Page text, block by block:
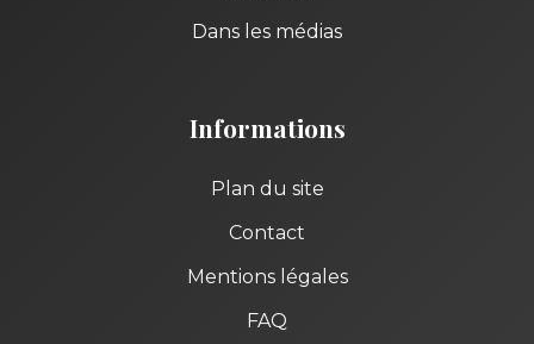
Dans les médias
Informations
Plan du site
Contact
Mentions légales
FAQ